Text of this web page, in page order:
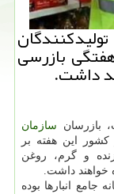
بازرسی
داشت.
بازرسان سازمان
این هفته بر
و گرم، روغن
داشت.
جامع انبارها بوده